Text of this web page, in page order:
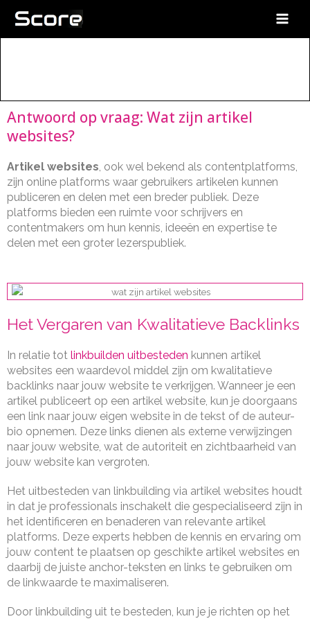
naar
de
Antwoord op vraag: Wat zijn artikel
websites?
Artikel websites, ook wel bekend als contentplatforms,
zijn online platforms waar gebruikers artikelen kunnen
publiceren en delen met een breder publiek. Deze
platforms bieden een ruimte voor schrijvers en
contentmakers om hun kennis, ideeën en expertise te
delen met een groter lezerspubliek.
Het Vergaren van Kwalitatieve Backlinks
In relatie tot linkbuilden uitbesteden kunnen artikel
websites een waardevol middel zijn om kwalitatieve
backlinks naar jouw website te verkrijgen. Wanneer je een
artikel publiceert op een artikel website, kun je doorgaans
een link naar jouw eigen website in de tekst of de auteur-
bio opnemen. Deze links dienen als externe verwijzingen
naar jouw website, wat de autoriteit en zichtbaarheid van
jouw website kan vergroten.
Het uitbesteden van linkbuilding via artikel websites houdt
in dat je professionals inschakelt die gespecialiseerd zijn in
het identificeren en benaderen van relevante artikel
platforms. Deze experts hebben de kennis en ervaring om
jouw content te plaatsen op geschikte artikel websites en
daarbij de juiste anchor-teksten en links te gebruiken om
de linkwaarde te maximaliseren.
Door linkbuilding uit te besteden, kun je je richten op het